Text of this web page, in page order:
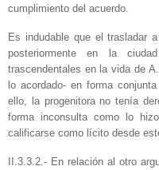
cumplimiento del acuerdo.
Es indudable que el trasladar
posteriormente en la
trascendentales en la vida de
lo acordado- en forma
ello, la progenitora no tenía
forma inconsulta como lo
calificarse como lícito desde
II.3.3.2.- En relación al otro